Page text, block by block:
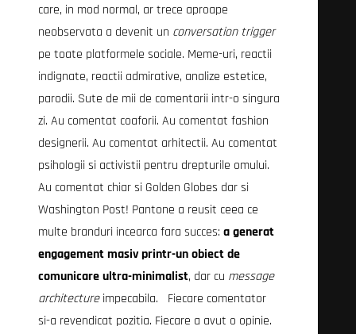
care, in mod normal, ar trece aproape
neobservata a devenit un conversation trigger
pe toate platformele sociale. Meme-uri, reactii
indignate, reactii admirative, analize estetice,
parodii. Sute de mii de comentarii intr-o singura
zi. Au comentat coaforii. Au comentat fashion
designerii. Au comentat arhitectii. Au comentat
psihologii si activistii pentru drepturile omului.
Au comentat chiar si Golden Globes dar si
Washington Post! Pantone a reusit ceea ce
multe branduri incearca fara succes: a generat
engagement masiv printr-un obiect de
comunicare ultra-minimalist, dar cu message
architectureimpecabila. Fiecare comentator
si-a revendicat pozitia. Fiecare a avut o opinie.